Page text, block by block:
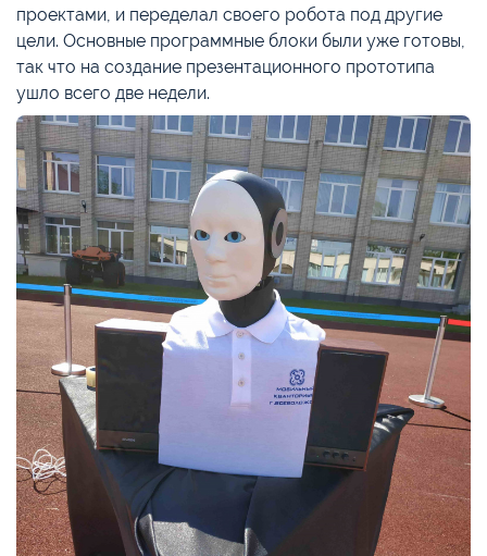
проектами, и переделал своего робота под другие
цели. Основные программные блоки были уже готовы,
так что на создание презентационного прототипа
ушло всего две недели.